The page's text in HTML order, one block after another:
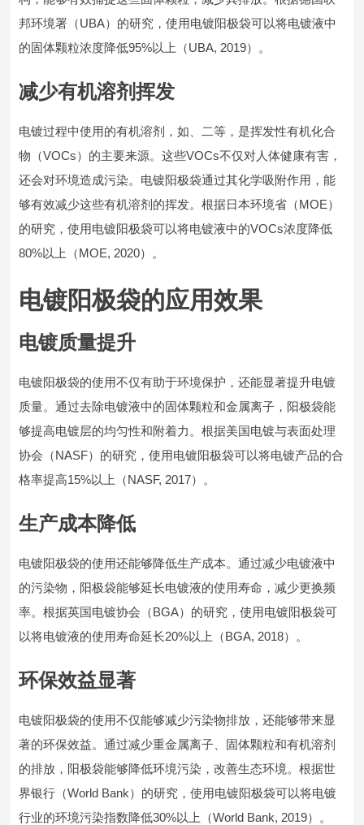
邦环境署（UBA）的研究，使用电镀阳极袋可以将电镀液中
的固体颗粒浓度降低95%以上（UBA, 2019）。
减少有机溶剂挥发
电镀过程中使用的有机溶剂，如、二等，是挥发性有机化合
物（VOCs）的主要来源。这些VOCs不仅对人体健康有害，
还会对环境造成污染。电镀阳极袋通过其化学吸附作用，能
够有效减少这些有机溶剂的挥发。根据日本环境省（MOE）
的研究，使用电镀阳极袋可以将电镀液中的VOCs浓度降低
80%以上（MOE, 2020）。
电镀阳极袋的应用效果
电镀质量提升
电镀阳极袋的使用不仅有助于环境保护，还能显著提升电镀
质量。通过去除电镀液中的固体颗粒和金属离子，阳极袋能
够提高电镀层的均匀性和附着力。根据美国电镀与表面处理
协会（NASF）的研究，使用电镀阳极袋可以将电镀产品的合
格率提高15%以上（NASF, 2017）。
生产成本降低
电镀阳极袋的使用还能够降低生产成本。通过减少电镀液中
的污染物，阳极袋能够延长电镀液的使用寿命，减少更换频
率。根据英国电镀协会（BGA）的研究，使用电镀阳极袋可
以将电镀液的使用寿命延长20%以上（BGA, 2018）。
环保效益显著
电镀阳极袋的使用不仅能够减少污染物排放，还能够带来显
著的环保效益。通过减少重金属离子、固体颗粒和有机溶剂
的排放，阳极袋能够降低环境污染，改善生态环境。根据世
界银行（World Bank）的研究，使用电镀阳极袋可以将电镀
行业的环境污染指数降低30%以上（World Bank, 2019）。